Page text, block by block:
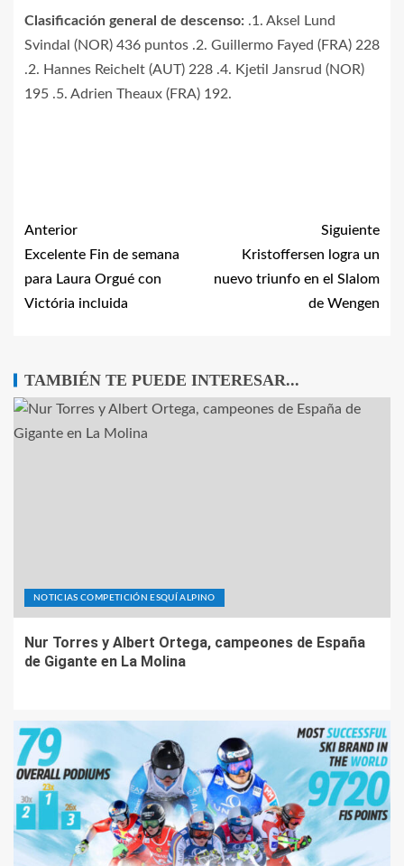
Clasificación general de descenso: .1. Aksel Lund
Svindal (NOR) 436 puntos .2. Guillermo Fayed (FRA) 228
.2. Hannes Reichelt (AUT) 228 .4. Kjetil Jansrud (NOR)
195 .5. Adrien Theaux (FRA) 192.
Anterior
Excelente Fin de semana
para Laura Orgué con
Victória incluida
Siguiente
Kristoffersen logra un
nuevo triunfo en el Slalom
de Wengen
TAMBIÉN TE PUEDE INTERESAR...
NOTICIAS COMPETICIÓN ESQUÍ ALPINO
Nur Torres y Albert Ortega, campeones de España
de Gigante en La Molina